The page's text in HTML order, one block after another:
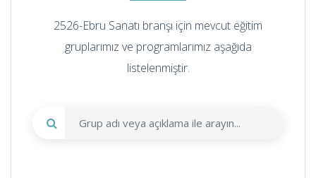
2526-Ebru Sanatı branşı için mevcut eğitim
gruplarımız ve programlarımız aşağıda
listelenmiştir.